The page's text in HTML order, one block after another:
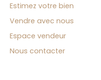
Estimez votre bien
Vendre avec nous
Espace vendeur
Nous contacter